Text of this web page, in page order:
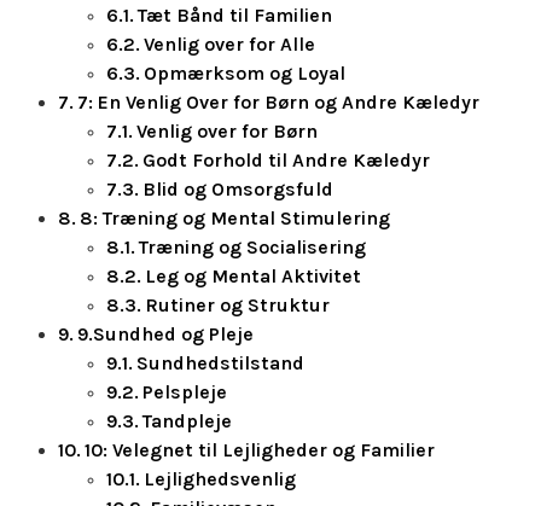
Tæt Bånd til Familien
Venlig over for Alle
Opmærksom og Loyal
7: En Venlig Over for Børn og Andre Kæledyr
Venlig over for Børn
Godt Forhold til Andre Kæledyr
Blid og Omsorgsfuld
8: Træning og Mental Stimulering
Træning og Socialisering
Leg og Mental Aktivitet
Rutiner og Struktur
9.Sundhed og Pleje
Sundhedstilstand
Pelspleje
Tandpleje
10: Velegnet til Lejligheder og Familier
Lejlighedsvenlig